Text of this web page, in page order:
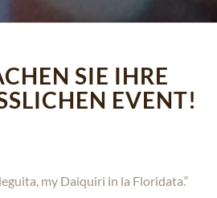
SIE IHRE
EVENT!
my Daiquiri in la Floridata.“